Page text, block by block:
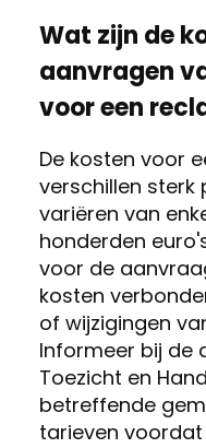
Wat zijn de
aanvragen
voor een
De kosten voor
verschillen sterk
variëren van
honderden
voor de
kosten
of wijzigingen
Informeer bij de
Toezicht en
betreffende
tarieven